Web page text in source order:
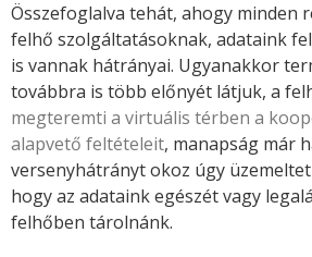
Összefoglalva tehát, ahogy minden
felhő szolgáltatásoknak, adataink
is vannak hátrányai. Ugyanakkor
továbbra is több előnyét látjuk, a
megteremti a virtuális térben a
alapvető feltételeit, manapság már
versenyhátrányt okoz úgy
hogy az adataink egészét vagy
felhőben tárolnánk.